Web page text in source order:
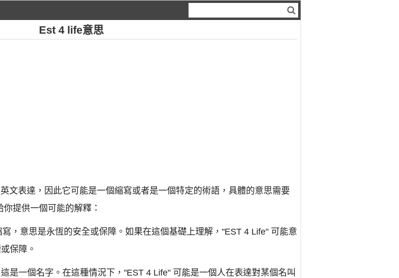
Est 4 life意思
文表達，因此它可能是一個縮寫或者是一個特定的術語，具體的意思需要
提供一個可能的解釋：
，意思是永恆的安全或保障。如果在這個基礎上理解，"EST 4 Life" 可能意
保障。
是一個名字。在這種情況下，"EST 4 Life" 可能是一個人在表達對某個名叫